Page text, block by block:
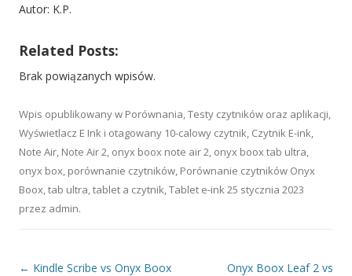
Autor: K.P.
Related Posts:
Brak powiązanych wpisów.
Wpis opublikowany w Porównania Testy czytników oraz aplikacji
Wyświetlacz E Ink i otagowany 10-calowy czytnik Czytnik E-ink
Note Air Note Air 2 onyx boox note air 2 onyx boox tab ultra
onyx box porównanie czytników Porównanie czytników Onyx
Boox tab ultra tablet a czytnik Tablet e-ink 25 stycznia 2023
przez admin.
Nawigacja wpisu
← Kindle Scribe vs Onyx Boox
Onyx Boox Leaf 2 vs